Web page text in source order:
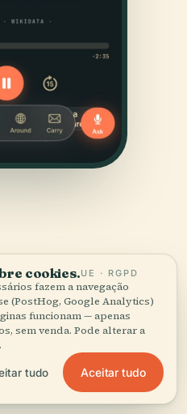
editorial da Audiala a
arquivos de arquitetura e
cookies.UE · RGPD
fazem a navegação
(PostHog, Google Analytics)
funcionam — apenas
sem venda. Pode alterar a
tudo Aceitar tudo